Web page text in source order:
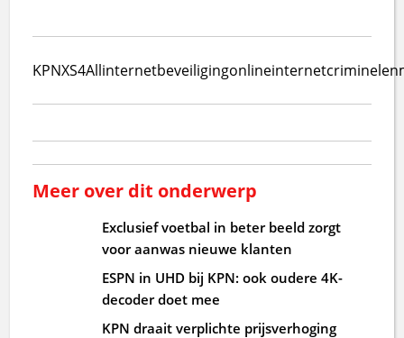
KPNXS4Allinternetbeveiligingonlineinternetcriminelen
Meer over dit onderwerp
Exclusief voetbal in beter beeld zorgt
voor aanwas nieuwe klanten
ESPN in UHD bij KPN: ook oudere 4K-
decoder doet mee
KPN draait verplichte prijsverhoging